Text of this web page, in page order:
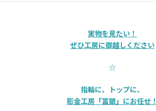
実物を見たい！
ぜひ工房に御越しください
☆
指輪に、トップに、
彫金工房「冨銀」にお任せ！